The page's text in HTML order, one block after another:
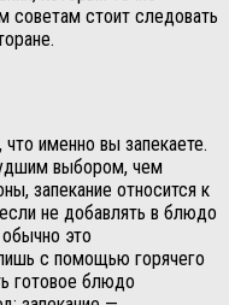
советам стоит следовать
именно вы запекаете.
выбором, чем
запекание относится к
не добавлять в блюдо
это
с помощью горячего
готовое блюдо